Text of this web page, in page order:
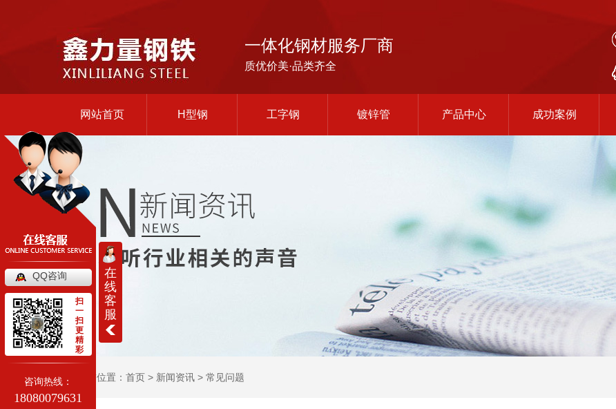
一体化钢材服务厂商
质优价美·品类齐全
网站首页 H型钢 工字钢 镀锌管 产品中心 成功案例
当前位置： 首页 > 新闻资讯 > 常见问题
在
线
客
服
QQ咨询
扫
一
扫
更
精
彩
咨询热线：
18080079631